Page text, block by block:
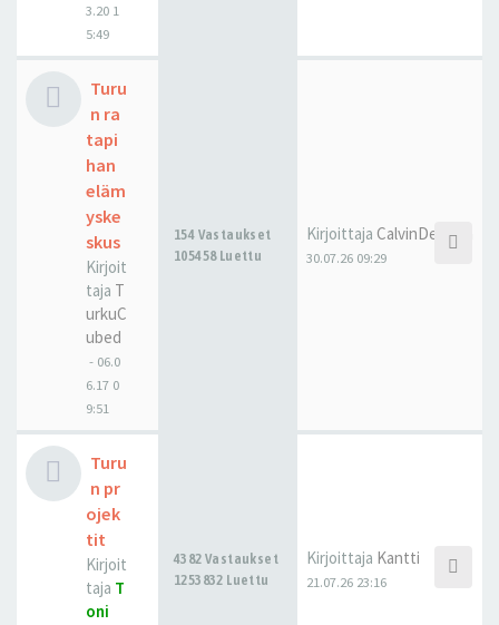
3.20 1
5:49
Turu
n ra
tapi
han
eläm
yske
skus
Kirjoit
taja T
urkuC
ubed
- 06.0
6.17 0
9:51
154 Vastaukset
105458 Luettu
Kirjoittaja CalvinDeHaan
30.07.26 09:29
Turu
n pr
ojek
tit
Kirjoit
taja T
oni
4382 Vastaukset
1253832 Luettu
Kirjoittaja Kantti
21.07.26 23:16